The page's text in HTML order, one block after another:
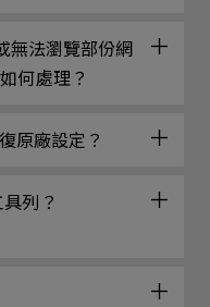
無法瀏覽部份網
何處理？
原廠設定？
列？